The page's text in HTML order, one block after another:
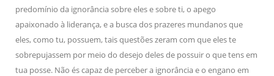
predomínio da ignorância sobre eles e sobre ti, o apego
apaixonado à liderança, e a busca dos prazeres mundanos que
eles, como tu, possuem, tais questões zeram com que eles te
sobrepujassem por meio do desejo deles de possuir o que tens em
tua posse. Não és capaz de perceber a ignorância e o engano em